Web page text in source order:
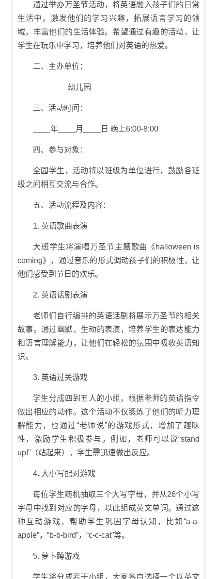
通过举办万圣节活动，将英语融入孩子们的日常
生活中，激发他们的学习兴趣，拓展语言学习的领
域，丰富他们的生活体验。希望通过有趣的活动，让
学生在玩乐中学习，培养他们对英语的热爱。
二、主办单位：
________幼儿园
三、活动时间：
____年____月____日 晚上6:00-8:00
四、参与对象：
全园学生，活动将以班级为单位进行，鼓励各班
级之间相互交流与合作。
五、活动流程及内容：
1. 英语歌曲表演
大班学生将演唱万圣节主题歌曲《halloween is
coming》，通过音乐的形式调动孩子们的积极性，让
他们感受到节日的欢乐。
2. 英语话剧表演
老师们自行编排的英语话剧将展示万圣节的相关
故事。通过幽默、生动的表演，培养学生的表达能力
和语言理解能力，让他们在轻松的氛围中吸收英语知
识。
3. 英语过关游戏
学生分成四到五人的小组，根据老师的英语指令
做出相应的动作。这个活动不仅锻炼了他们的听力理
解能力，也通过“老师说”的游戏形式，增加了趣味
性，激励学生积极参与。例如，老师可以说“stand
up!”（站起来），学生需迅速做出反应。
4. 大小写配对游戏
每位学生随机抽取三个大写字母，并从26个小写
字母中找到对应的字母，以此组成英文单词。通过这
种互动游戏，帮助学生巩固字母认知，比如“a-a-
apple”，“b-b-bird”，“c-c-cat”等。
5. 萝卜蹲游戏
学生将分成若干小组，大家各自选择一个以英文